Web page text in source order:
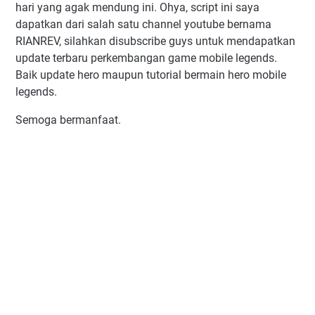
hari yang agak mendung ini. Ohya, script ini saya
dapatkan dari salah satu channel youtube bernama
RIANREV, silahkan disubscribe guys untuk mendapatkan
update terbaru perkembangan game mobile legends.
Baik update hero maupun tutorial bermain hero mobile
legends.
Semoga bermanfaat.